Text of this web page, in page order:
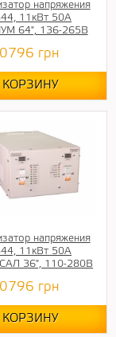
напряжения
11кВт 50А
64", 136-265В
грн
КОРЗИНУ
напряжения
11кВт 50А
36", 110-280В
грн
КОРЗИНУ